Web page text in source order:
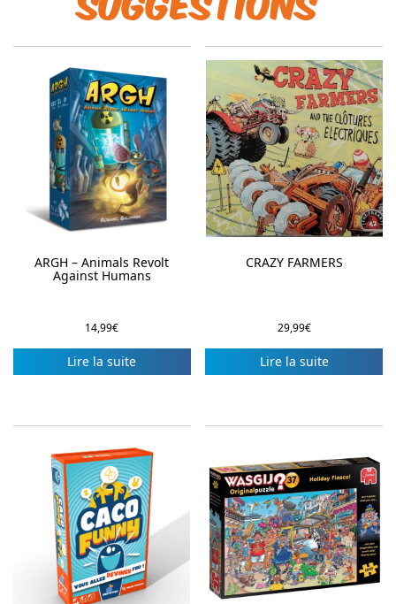
ARGH – Animals Revolt
Against Humans
14,99€
Lire la suite
CRAZY FARMERS
29,99€
Lire la suite